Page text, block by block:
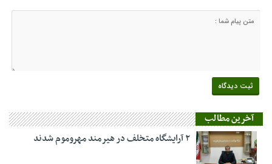
آخرین مطالب
۲ آرایشگاه متخلف در هیرمند مهروموم شدند